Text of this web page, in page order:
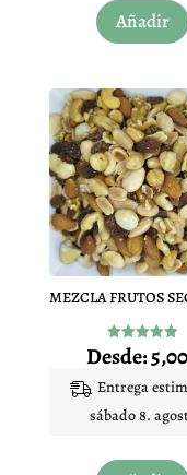
Añadir
Valorado
con
de 5
Desde:5,00
Entrega
sábado 8.